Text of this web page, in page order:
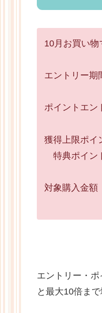
10月お買い
エントリー
ポイントエン
獲得上限ポ
特典ポイン
対象購入金
エントリー・
と最大10倍まで